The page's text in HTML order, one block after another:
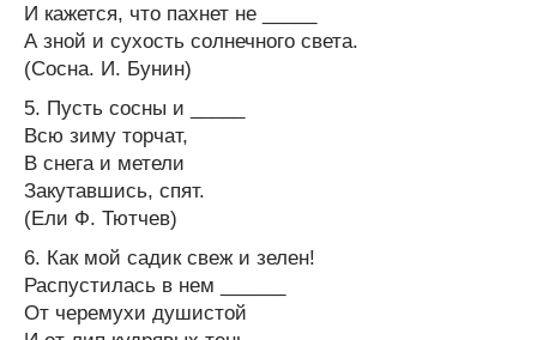
И кажется, что пахнет не _____
А зной и сухость солнечного света.
(Сосна. И. Бунин)
5. Пусть сосны и _____
Всю зиму торчат,
В снега и метели
Закутавшись, спят.
(Ели Ф. Тютчев)
6. Как мой садик свеж и зелен!
Распустилась в нем ______
От черемухи душистой